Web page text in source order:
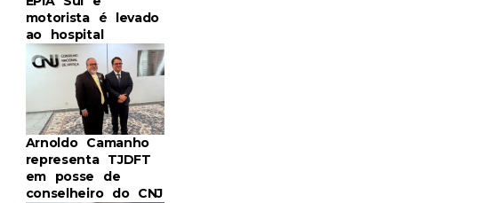
motorista é levado
ao hospital
Arnoldo Camanho
representa TJDFT
em posse de
conselheiro do CNJ